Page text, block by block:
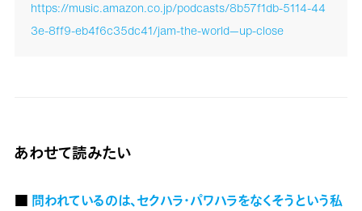
https://music.amazon.co.jp/podcasts/8b57f1db-5114-44
3e-8ff9-eb4f6c35dc41/jam-the-world—up-close
あわせて読みたい
■ 問われているのは、セクハラ・パワハラをなくそうという私